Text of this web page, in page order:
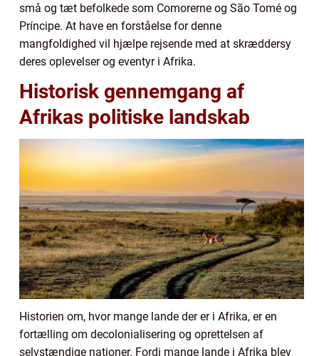
små og tæt befolkede som Comorerne og São Tomé og
Príncipe. At have en forståelse for denne
mangfoldighed vil hjælpe rejsende med at skræddersy
deres oplevelser og eventyr i Afrika.
Historisk gennemgang af
Afrikas politiske landskab
Historien om, hvor mange lande der er i Afrika, er en
fortælling om decolonialisering og oprettelsen af
selvstændige nationer. Fordi mange lande i Afrika blev